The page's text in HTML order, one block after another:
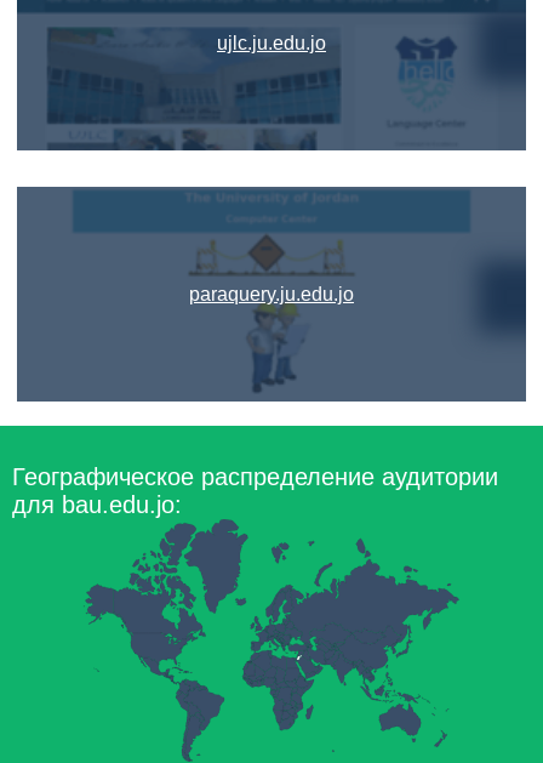
ujlc.ju.edu.jo
paraquery.ju.edu.jo
Географическое распределение аудитории
для bau.edu.jo: